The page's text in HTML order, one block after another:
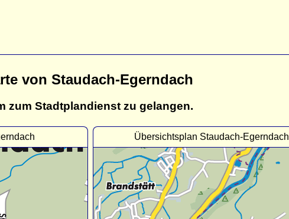
von Staudach-Egerndach
zum Stadtplandienst zu gelangen.
Übersichtsplan Staudach-Egerndach